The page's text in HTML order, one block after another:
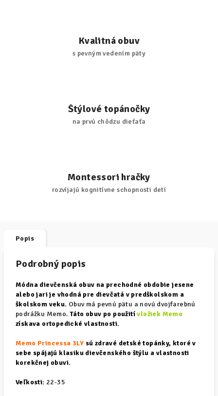
Kvalitná obuv
s pevným vedením päty
Štýlové topánočky
na prvú chôdzu dieťaťa
Montessori hračky
rozvíjajú kognitívne schopnosti detí
Popis
Podrobný popis
Módna dievčenská obuv na prechodné obdobie jesene
alebo jarije vhodná pre dievčatá v predškolskom a
školskom veku. Obuv má pevnú pätu a novú dvojfarebnú
podrážku Memo.Táto obuv po použití vložiek Memo
získava ortopedické vlastnosti.
Memo Princessa 3LY sú zdravé detské topánky, ktoré v
sebe spájajú klasiku dievčenského štýlu a vlastnosti
korekčnej obuvi.
Veľkosti: 22-35